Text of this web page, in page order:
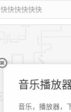
快快快快快快
音乐播放
音乐，播放器，